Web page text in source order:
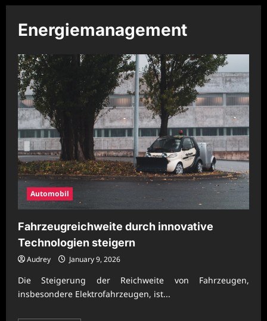
Energiemanagement
Automobil
Fahrzeugreichweite durch innovative
Technologien steigern
Audrey January 9, 2026
Die Steigerung der Reichweite von Fahrzeugen,
insbesondere Elektrofahrzeugen, ist...